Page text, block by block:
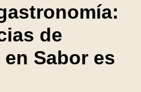
de
Sabor es